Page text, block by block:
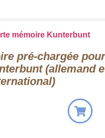
pré-chargée pour
(allemand